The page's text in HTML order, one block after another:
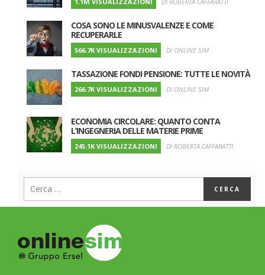
COSA SONO LE MINUSVALENZE E COME
RECUPERARLE
566.7K VISUALIZZAZIONI DI ONLINE SIM
TASSAZIONE FONDI PENSIONE: TUTTE LE NOVITÀ
266.7K VISUALIZZAZIONI DI ONLINE SIM
ECONOMIA CIRCOLARE: QUANTO CONTA
L’INGEGNERIA DELLE MATERIE PRIME
245.1K VISUALIZZAZIONI DI ROBERTA CAFFARATTI